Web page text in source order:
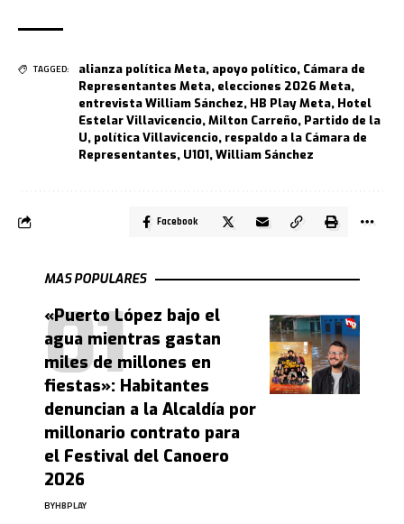
TAGGED: alianza política Meta, apoyo político, Cámara de
Representantes Meta, elecciones 2026 Meta,
entrevista William Sánchez, HB Play Meta, Hotel
Estelar Villavicencio,Milton Carreño, Partido de la
U, política Villavicencio, respaldo a la Cámara de
Representantes, U101,William Sánchez
Facebook
MAS POPULARES
«Puerto López bajo el
agua mientras gastan
miles de millones en
fiestas»: Habitantes
denuncian a la Alcaldía por
millonario contrato para
el Festival del Canoero
2026
BYHBPLAY